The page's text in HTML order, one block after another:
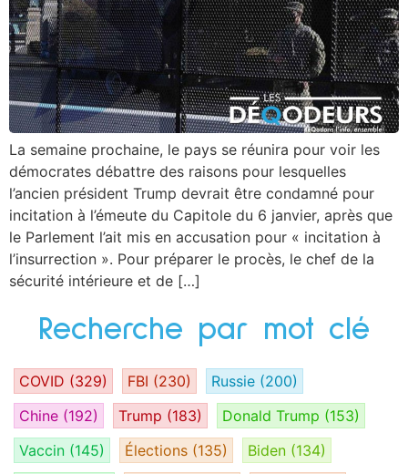
La semaine prochaine, le pays se réunira pour voir les
démocrates débattre des raisons pour lesquelles
l’ancien président Trump devrait être condamné pour
incitation à l’émeute du Capitole du 6 janvier, après que
le Parlement l’ait mis en accusation pour « incitation à
l’insurrection ». Pour préparer le procès, le chef de la
sécurité intérieure et de […]
Recherche par mot clé
COVID (329) FBI (230) Russie (200)
Chine (192) Trump (183) Donald Trump (153)
Vaccin (145) Élections (135) Biden (134)